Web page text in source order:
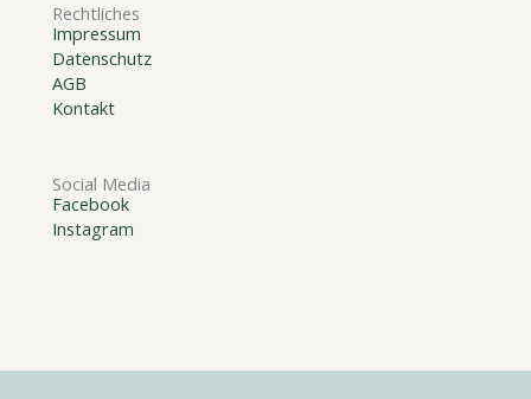
Rechtliches
Impressum
Datenschutz
AGB
Kontakt
Social Media
Facebook
Instagram